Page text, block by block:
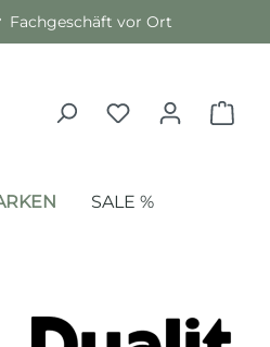
Fachgeschäft vor Ort
SALE %